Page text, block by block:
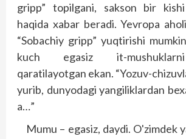
gripp” topilgani, sakson bir
haqida xabar beradi. Yevropa
“Sobachiy gripp” yuqtirishi
kuch egasiz it-
qaratilayotgan ekan. “Yozuv-
yurib, dunyodagi yangiliklardan
a…”
Mumu – egasiz, daydi. O'zimdek